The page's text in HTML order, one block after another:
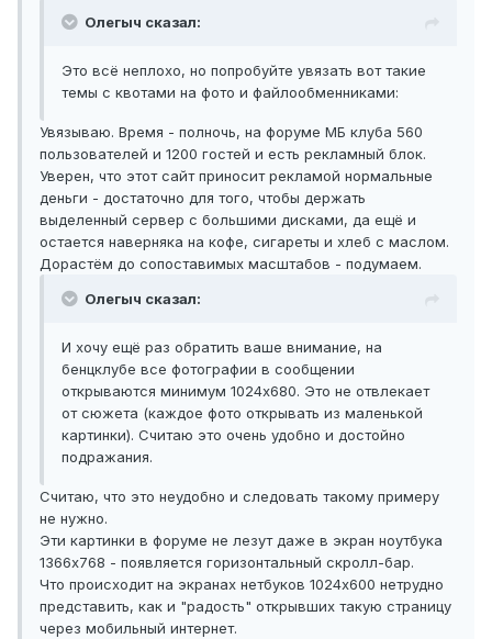
Олегыч сказал:
Это всё неплохо, но попробуйте увязать вот такие
темы с квотами на фото и файлообменниками:
Увязываю. Время - полночь, на форуме МБ клуба 560
пользователей и 1200 гостей и есть рекламный блок.
Уверен, что этот сайт приносит рекламой нормальные
деньги - достаточно для того, чтобы держать
выделенный сервер с большими дисками, да ещё и
остается наверняка на кофе, сигареты и хлеб с маслом.
Дорастём до сопоставимых масштабов - подумаем.
Олегыч сказал:
И хочу ещё раз обратить ваше внимание, на
бенцклубе все фотографии в сообщении
открываются минимум 1024х680. Это не отвлекает
от сюжета (каждое фото открывать из маленькой
картинки). Считаю это очень удобно и достойно
подражания.
Считаю, что это неудобно и следовать такому примеру
не нужно.
Эти картинки в форуме не лезут даже в экран ноутбука
1366х768 - появляется горизонтальный скролл-бар.
Что происходит на экранах нетбуков 1024х600 нетрудно
представить, как и "радость" открывших такую страницу
через мобильный интернет.